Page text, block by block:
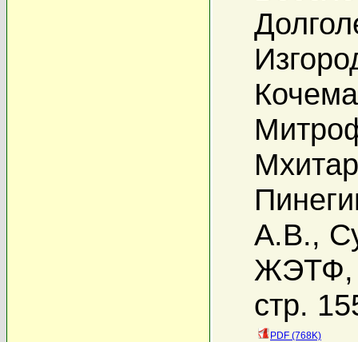
А.В.,
ЖЭТФ,
стр.
PDF (768K)